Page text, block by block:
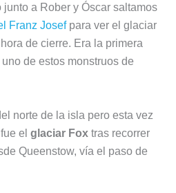
junto a Rober y Óscar saltamos
Franz Josefpara ver el glaciar
de cierre. Era la primera
de estos monstruos de
norte de la isla pero esta vez
el glaciar Foxtras recorrer
Queenstow, vía el paso de